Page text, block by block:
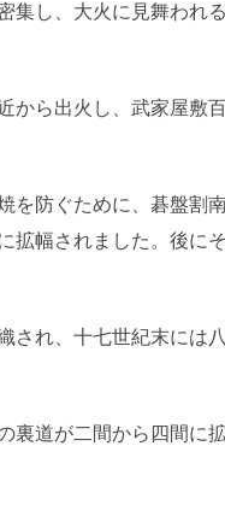
集し、大火に見舞われ
から出火し、武家屋敷
を防ぐために、碁盤割
拡幅されました。後に
され、十七世紀末には
裏道が二間から四間に